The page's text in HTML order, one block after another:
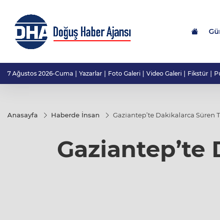
7 Ağustos 2026-Cuma Yazarlar Foto Galeri Video Galeri Fikstür
Anasayfa Haberde İnsan Gaziantep’te Dakikalarca Süren